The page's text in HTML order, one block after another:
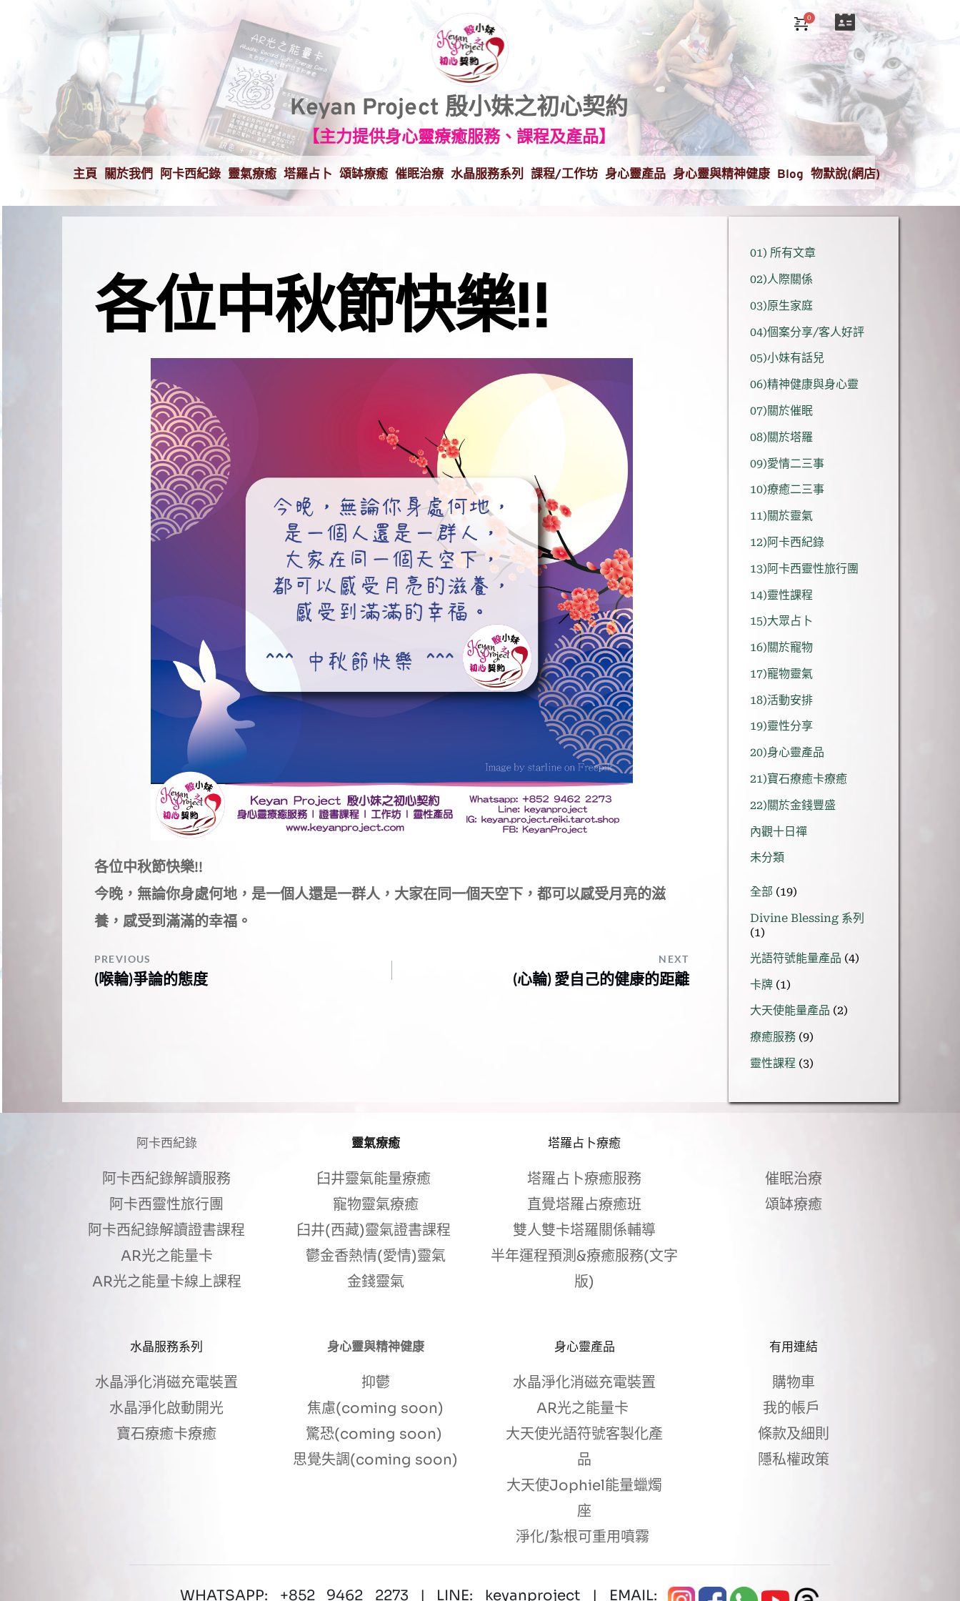
Keyan Project 殷小妹之初心契約
【主力提供身心靈療癒服務、課程及產品】
主頁 關於我們 阿卡西紀錄 靈氣療癒 塔羅占卜 頌缽療癒 催眠治療 水晶服務系列 課程/工作坊 身心靈產品 身心靈與精神健康 Blog 物默說(網店)
各位中秋節快樂!!
各位中秋節快樂!!
今晚，無論你身處何地，是一個人還是一群人，大家在同一個天空下，都可以感受月亮的滋
養，感受到滿滿的幸福。
PREVIOUS NEXT
(喉輪)爭論的態度 (心輪) 愛自己的健康的距離
01) 所有文章
02)人際關係
03)原生家庭
04)個案分享/客人好評
05)小妹有話兒
06)精神健康與身心靈
07)關於催眠
08)關於塔羅
09)愛情二三事
10)療癒二三事
11)關於靈氣
12)阿卡西紀錄
13)阿卡西靈性旅行團
14)靈性課程
15)大眾占卜
16)關於寵物
17)寵物靈氣
18)活動安排
19)靈性分享
20)身心靈產品
21)寶石療癒卡療癒
22)關於金錢豐盛
內觀十日禪
未分類
全部 1919
產
Divine Blessing 系列
11
產
品
光語符號能量產品 44
卡牌 11
產
品
大天使能量產品 22
療癒服務 99
產
靈性課程 33
品
阿卡西紀錄
阿卡西紀錄解讀服務
阿卡西靈性旅行團
阿卡西紀錄解讀證書課程
AR光之能量卡
AR光之能量卡線上課程
靈氣療癒
臼井靈氣能量療癒
寵物靈氣療癒
臼井(西藏)靈氣證書課程
鬱金香熱情(愛情)靈氣
金錢靈氣
塔羅占卜療癒
塔羅占卜療癒服務
直覺塔羅占療癒班
雙人雙卡塔羅關係輔導
半年運程預測&療癒服務(文字
版)
催眠治療
頌缽療癒
水晶服務系列
水晶淨化消磁充電裝置
水晶淨化啟動開光
寶石療癒卡療癒
身心靈與精神健康
抑鬱
焦慮(coming soon)
驚恐(coming soon)
思覺失調(coming soon)
身心靈產品
水晶淨化消磁充電裝置
AR光之能量卡
大天使光語符號客製化產
品
大天使Jophiel能量蠟燭
座
淨化/紮根可重用噴霧
有用連結
購物車
我的帳戶
條款及細則
隱私權政策
WHATSAPP: +852 9462 2273 | LINE: keyanproject | EMAIL: